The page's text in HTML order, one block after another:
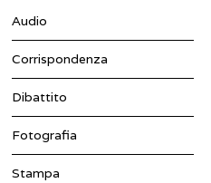
Audio
Corrispondenza
Dibattito
Fotografia
Stampa